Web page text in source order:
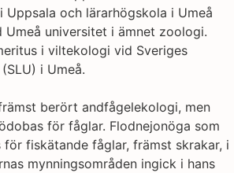
Uppsala och lärarhögskola i Umeå
universitet i ämnet zoologi.
i viltekologi vid Sveriges
i Umeå.
berört andfågelekologi, men
för fåglar. Flodnejonöga som
fiskätande fåglar, främst skrakar, i
mynningsområden ingick i hans